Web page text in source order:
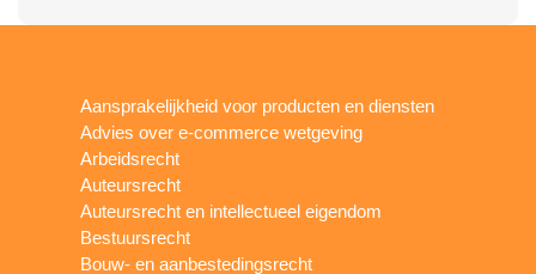
Aansprakelijkheid voor producten en diensten
Advies over e-commerce wetgeving
Arbeidsrecht
Auteursrecht
Auteursrecht en intellectueel eigendom
Bestuursrecht
Bouw- en aanbestedingsrecht